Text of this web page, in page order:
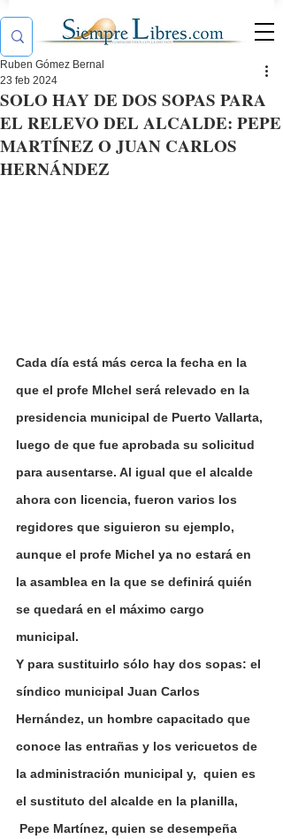
SOLO HAY DE DOS SOPAS PARA
EL RELEVO DEL ALCALDE: PEPE
MARTÍNEZ O JUAN CARLOS
HERNÁNDEZ
Ruben Gómez Bernal
23 feb 2024
Cada día está más cerca la fecha en la
que el profe MIchel será relevado en la
presidencia municipal de Puerto Vallarta,
luego de que fue aprobada su solicitud
para ausentarse. Al igual que el alcalde
ahora con licencia, fueron varios los
regidores que siguieron su ejemplo,
aunque el profe Michel ya no estará en
la asamblea en la que se definirá quién
se quedará en el máximo cargo
municipal.
Y para sustituirlo sólo hay dos sopas: el
síndico municipal Juan Carlos
Hernández, un hombre capacitado que
conoce las entrañas y los vericuetos de
la administración municipal y,  quien es
el sustituto del alcalde en la planilla,
Pepe Martínez, quien se desempeña